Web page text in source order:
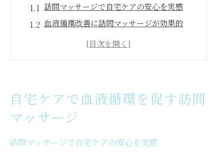
訪問マッサージで自宅ケアの安心を実感
血液循環改善に訪問マッサージが効果的
移動負担を減らす訪問マッサージの魅力
動きやすさを保つ徳島県東みよし町の選択肢
訪問マッサージで動きやすい体づくりを支
自宅ケアで血液循環を促す訪問
マッサージ
訪問マッサージで自宅ケアの安心を実感